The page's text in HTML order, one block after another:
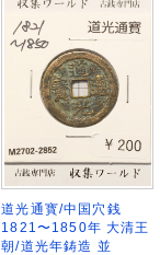
道光通寳/中国穴銭
1821〜1850年 大清王
朝/道光年鋳造 並